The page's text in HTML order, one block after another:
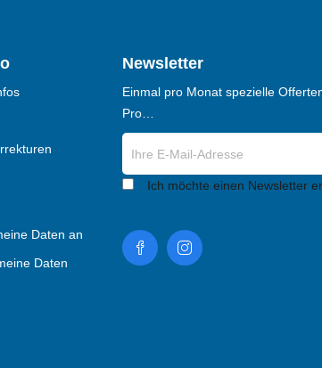
Daten an
Daten
Newsletter
Einmal pro Monat spezielle
Pro…
Ich möchte einen Newsletter